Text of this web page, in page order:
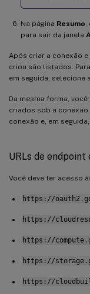
Na página Resumo
para sair da janela
Após criar a conexão
criou são listados.
em seguida, selecione
Da mesma forma,
criados sob a
conexão e, em
URLs de endpoint
Você deve ter acesso
https://
https://
https://
https://
https://